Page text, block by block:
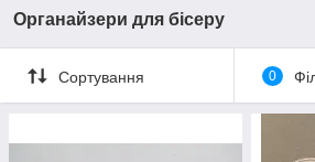
Органайзери для бісеру
Сортування 0